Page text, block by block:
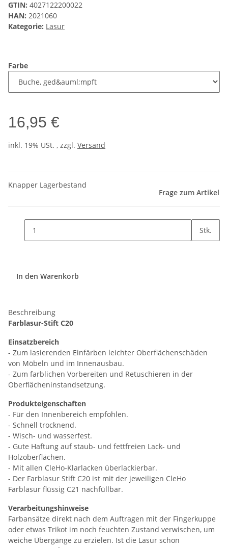
GTIN: 4027122200022
HAN: 2021060
Kategorie: Lasur
Farbe
16,95 €
inkl. 19% USt. , zzgl. Versand
Knapper Lagerbestand
Frage zum Artikel
Stk.
In den Warenkorb
Beschreibung
Farblasur-Stift C20
Einsatzbereich
- Zum lasierenden Einfärben leichter Oberflächenschäden
von Möbeln und im Innenausbau.
- Zum farblichen Vorbereiten und Retuschieren in der
Oberflächeninstandsetzung.
Produkteigenschaften
- Für den Innenbereich empfohlen.
- Schnell trocknend.
- Wisch- und wasserfest.
- Gute Haftung auf staub- und fettfreien Lack- und
Holzoberflächen.
- Mit allen CleHo-Klarlacken überlackierbar.
- Der Farblasur Stift C20 ist mit der jeweiligen CleHo
Farblasur flüssig C21 nachfüllbar.
Verarbeitungshinweise
Farbansätze direkt nach dem Auftragen mit der Fingerkuppe
oder etwas Trikot im noch feuchten Zustand verwischen, um
weiche Übergänge zu erzielen. Ist die Lasur schon